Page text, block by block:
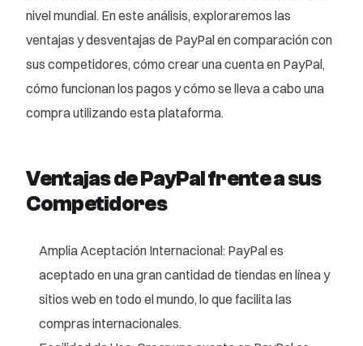
nivel mundial. En este análisis, exploraremos las
ventajas y desventajas de PayPal en comparación con
sus competidores, cómo crear una cuenta en PayPal,
cómo funcionan los pagos y cómo se lleva a cabo una
compra utilizando esta plataforma.
Ventajas de PayPal frente a sus
Competidores
Amplia Aceptación Internacional: PayPal es
aceptado en una gran cantidad de tiendas en línea y
sitios web en todo el mundo, lo que facilita las
compras internacionales.